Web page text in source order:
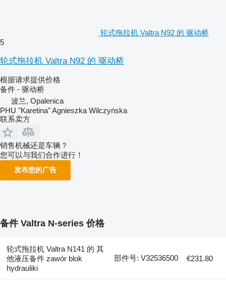
轮式拖拉机 Valtra N92 的 驱动桥
5
轮式拖拉机 Valtra N92 的 驱动桥
根据请求提供价格
备件 - 驱动桥
波兰, Opalenica
PHU "Karetina" Agnieszka Wilczyńska
联系卖方
销售机械还是车辆？
您可以与我们合作进行！
发布您的广告
备件 Valtra N-series 价格
轮式拖拉机 Valtra N141 的 其
他液压备件 zawór blok
hydrauliki
部件号: V32536500 €231.80